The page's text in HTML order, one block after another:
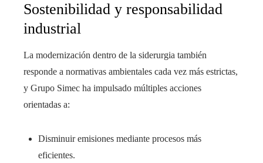
Sostenibilidad y responsabilidad
industrial
La modernización dentro de la siderurgia también
responde a normativas ambientales cada vez más estrictas,
y Grupo Simec ha impulsado múltiples acciones
orientadas a:
Disminuir emisiones mediante procesos más
eficientes.